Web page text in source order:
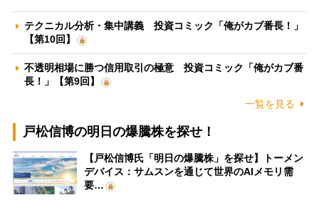
テクニカル分析・集中講義 投資コミック「俺がカブ番長！」
【第10回】
不透明相場に勝つ信用取引の極意 投資コミック「俺がカブ番
長！」【第9回】
一覧を見る
戸松信博の明日の爆騰株を探せ！
【戸松信博氏「明日の爆騰株」を探せ】トーメン
デバイス：サムスンを通じて世界のAIメモリ需
要…